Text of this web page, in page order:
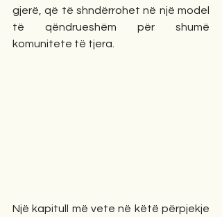
gjerë, që të shndërrohet në një model
të qëndrueshëm për shumë
komunitete të tjera.
Një kapitull më vete në këtë përpjekje